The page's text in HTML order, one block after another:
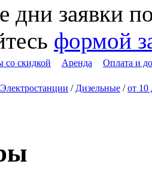
дни заявки
формой
со скидкой Аренда
Оплата и
Электростанции / Дизельные /от 10